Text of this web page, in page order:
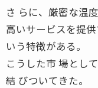
さ らに、厳密な温
高いサービスを提
いう特徴がある。
こうした市 場とし
結 びついてきた。